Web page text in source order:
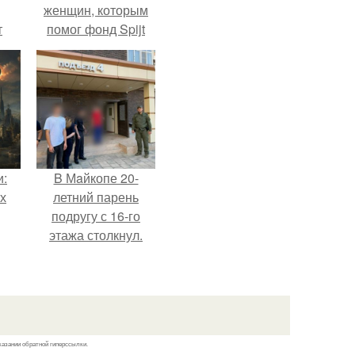
женщин, которым
помог фонд Spijt
van Tattoo,
основанный в
Роттердаме.
B Мaйкопе 20-
летний парень
подругу с 16-го
этажа столкнул.
обратной гиперссылки.